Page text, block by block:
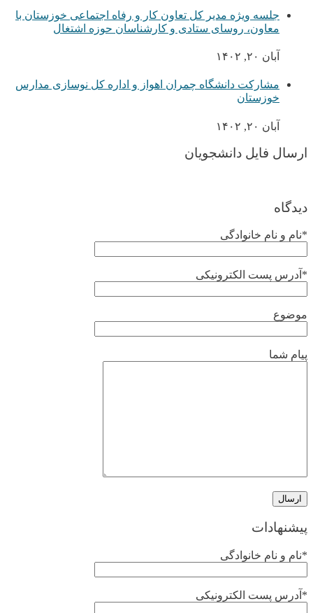
جلسه ویژه مدیر کل تعاون کار و رفاه اجتماعی خوزستان با
معاون، روسای ستادی و کارشناسان حوزه اشتغال
آبان ۲۰, ۱۴۰۲
مشارکت دانشگاه چمران اهواز و اداره کل نوسازی مدارس
خوزستان
آبان ۲۰, ۱۴۰۲
ارسال فایل دانشجویان
دیدگاه
*نام و نام خانوادگی
*آدرس پست الکترونیکی
موضوع
پیام شما
پیشنهادات
*نام و نام خانوادگی
*آدرس پست الکترونیکی